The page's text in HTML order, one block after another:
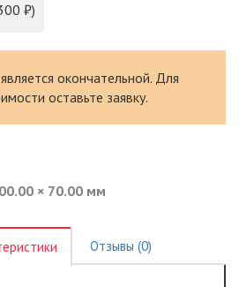
₽)
окончательной. Для
оставьте заявку.
× 70.00 мм
Отзывы (0)